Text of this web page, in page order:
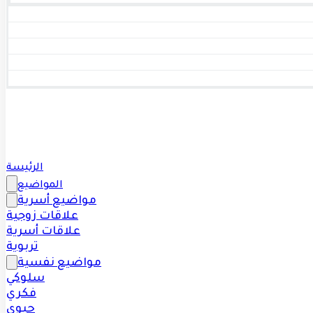
الرئيسة
المواضيع
مواضيع أسرية
علاقات زوجية
علاقات أسرية
تربوية
مواضيع نفسية
سلوكي
فكري
حيوي